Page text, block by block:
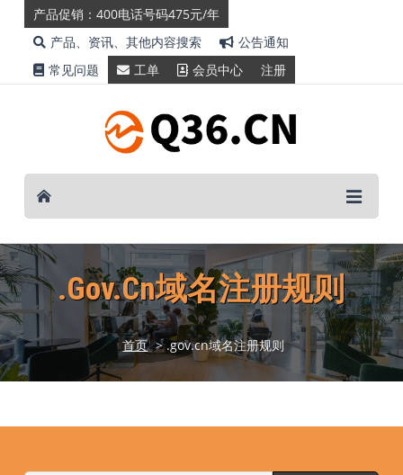
产品促销：400电话号码475元/年
产品、资讯、其他内容搜索
公告通知
常见问题
工单 会员中心 注册
.gov.cn域名注册规则
首页 > .gov.cn域名注册规则